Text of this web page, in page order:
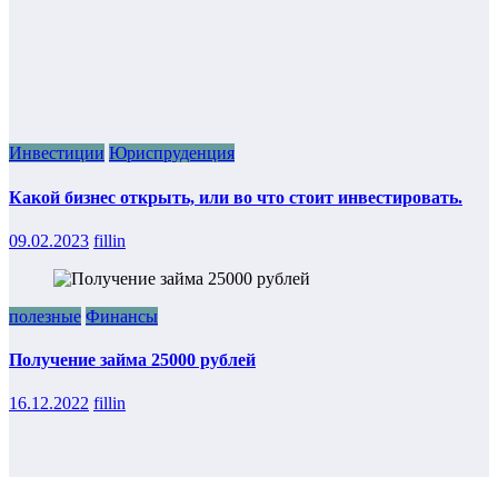
Инвестиции Юриспруденция
Какой бизнес открыть, или во что стоит инвестировать.
09.02.2023 fillin
полезные Финансы
Получение займа 25000 рублей
16.12.2022 fillin